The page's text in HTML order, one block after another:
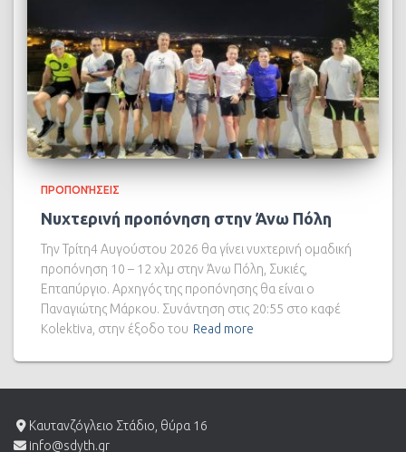
ΠΡΟΠΟΝΉΣΕΙΣ
Νυχτερινή προπόνηση στην Άνω Πόλη
Την Τρίτη4 Αυγούστου 2026 θα γίνει νυχτερινή ομαδική
προπόνηση 10 – 12 χλμ στην Άνω Πόλη, Συκιές,
Επταπύργιο. Αρχηγός της προπόνησης θα είναι ο
Παναγιώτης Μάρκου. Συνάντηση στις 20:55 στο καφέ
Kolektiva, στην έξοδο του Read more
Καυτανζόγλειο Στάδιο, θύρα 16
info@sdyth.gr